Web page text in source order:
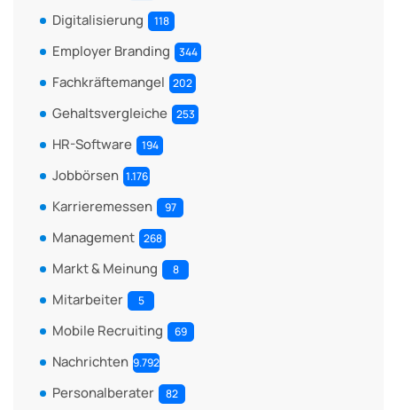
Digitalisierung 118
Employer Branding 344
Fachkräftemangel 202
Gehaltsvergleiche 253
HR-Software 194
Jobbörsen 1.176
Karrieremessen 97
Management 268
Markt & Meinung 8
Mitarbeiter 5
Mobile Recruiting 69
Nachrichten 9.792
Personalberater 82